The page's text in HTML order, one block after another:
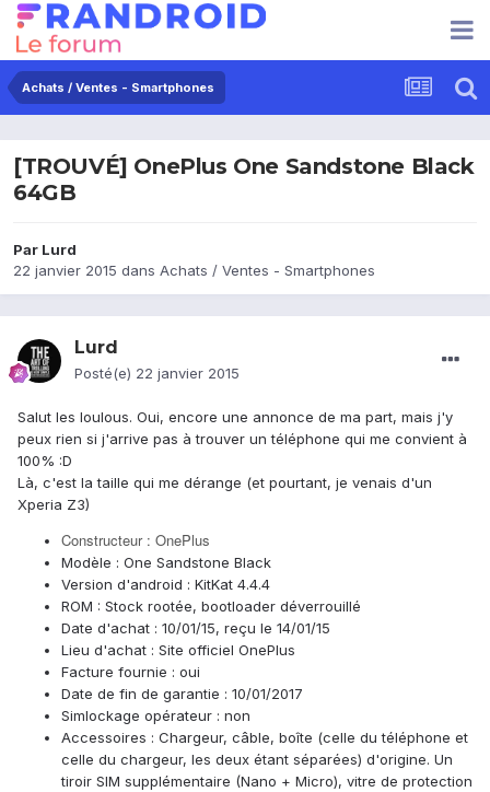
Achats / Ventes - Smartphones
[TROUVÉ] OnePlus One Sandstone Black
64GB
Par Lurd
22 janvier 2015 dans Achats / Ventes - Smartphones
Lurd
Posté(e) 22 janvier 2015
Salut les loulous. Oui, encore une annonce de ma part, mais j'y
peux rien si j'arrive pas à trouver un téléphone qui me convient à
100% :D
Là, c'est la taille qui me dérange (et pourtant, je venais d'un
Xperia Z3)
Constructeur : OnePlus
Modèle : One Sandstone Black
Version d'android : KitKat 4.4.4
ROM : Stock rootée, bootloader déverrouillé
Date d'achat : 10/01/15, reçu le 14/01/15
Lieu d'achat : Site officiel OnePlus
Facture fournie : oui
Date de fin de garantie : 10/01/2017
Simlockage opérateur : non
Accessoires : Chargeur, câble, boîte (celle du téléphone et
celle du chargeur, les deux étant séparées) d'origine. Un
tiroir SIM supplémentaire (Nano + Micro), vitre de protection